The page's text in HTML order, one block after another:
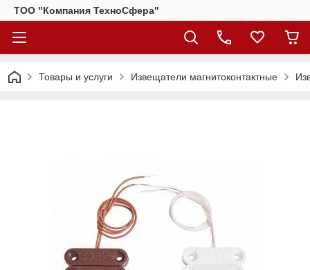
ТОО "Компания ТехноСфера"
Товары и услуги Извещатели магнитоконтактные